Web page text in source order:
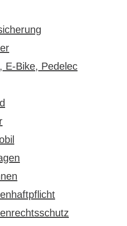
E-Bike, Pedelec